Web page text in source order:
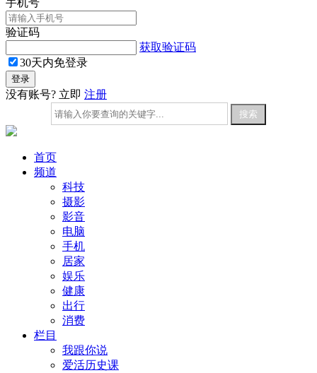
手机号
验证码
获取验证码
30天内免登录
没有账号? 立即 注册
首页
频道
科技
摄影
影音
电脑
手机
居家
娱乐
健康
出行
消费
栏目
我跟你说
爱活历史课